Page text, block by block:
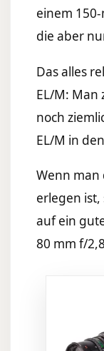
einem
die aber
Das alles
EL/M: Man
noch
EL/M in
Wenn man
erlegen
auf ein
80 mm f/